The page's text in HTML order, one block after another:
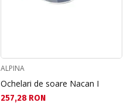
ALPINA
Ochelari de soare Nacan I
Текуща цена:
257,28 RON